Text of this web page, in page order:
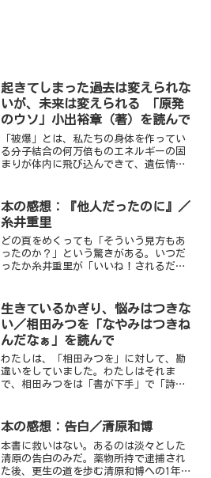
起きてしまった過去は変えられな
いが、未来は変えられる 「原発
のウソ」小出裕章（著）を読んで
「被爆」とは、私たちの身体を作ってい
る分子結合の何万倍ものエネルギーの固
まりが体内に飛び込んできて、遺伝情報
子もどんどん複製されてしまう。原子力
について、「そんなものよ...
本の感想：『他人だったのに』／
糸井重里
どの頁をめくっても「そういう見方もあ
ったのか？」という驚きがある。いつだ
ったか糸井重里が「いいね！されるだけ
っていた言葉を思い出した。
生きているかぎり、悩みはつきな
い／相田みつを「なやみはつきね
んだなぁ」を読んで
わたしは、「相田みつを」に対して、勘
違いをしていました。わたしはそれま
で、相田みつをは「書が下手」で「詩が
本の感想：告白／清原和博
本書に救いはない。あるのは淡々とした
清原の告白のみだ。薬物所持で逮捕され
た後、更生の道を歩む清原和博への1年に